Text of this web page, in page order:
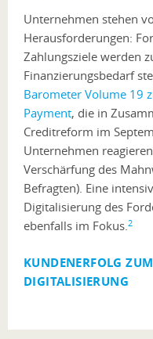
Unternehmen stehen
Herausforderungen:
Zahlungsziele werden
Finanzierungsbedarf
Barometer Volume 19
Payment, die in
Creditreform im
Unternehmen
Verschärfung des
Befragten). Eine
Digitalisierung des
ebenfalls im Fokus.2
KUNDENERFOLG
DIGITALISIERUNG